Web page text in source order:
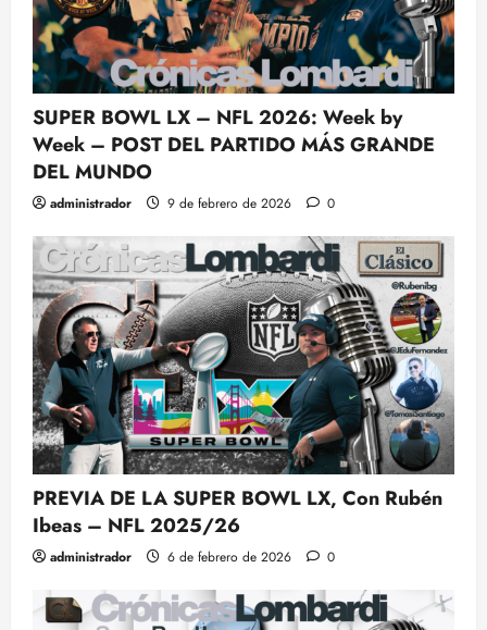
SUPER BOWL LX – NFL 2026: Week by
Week – POST DEL PARTIDO MÁS GRANDE
DEL MUNDO
administrador 9 de febrero de 2026 0
PREVIA DE LA SUPER BOWL LX, Con Rubén
Ibeas – NFL 2025/26
administrador 6 de febrero de 2026 0